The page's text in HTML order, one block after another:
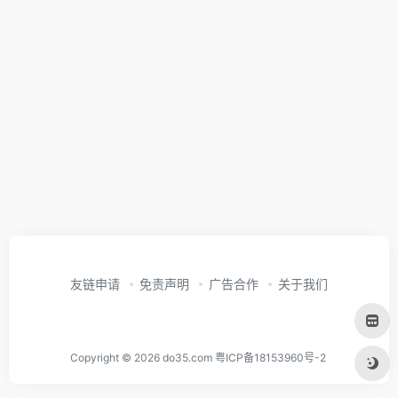
友链申请 免责声明 广告合作 关于我们
Copyright © 2026 do35.com 粤ICP备18153960号-2